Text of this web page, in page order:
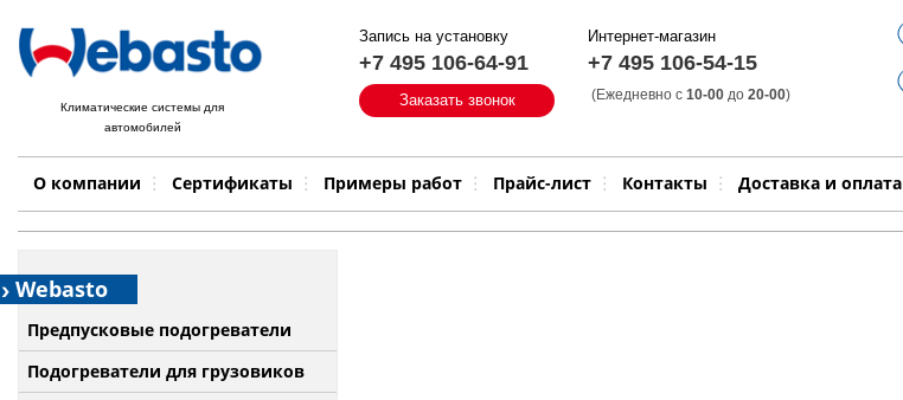
Климатические системы для
автомобилей
Запись на установку
+7 495 106-64-91
Заказать звонок
Интернет-магазин
+7 495 106-54-15
(Ежедневно с 10-00 до 20-00)
О компании Сертификаты Примеры работ Прайс-лист Контакты Доставка и оплата
Быстрый поиск:
Примеры работ Бренд Модель
Webasto
Предпусковые подогреватели
Подогреватели для грузовиков